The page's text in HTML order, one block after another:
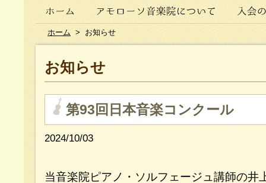
ホーム > お知らせ
お知らせ
第93回日本音楽コンクール
2024/10/03
当音楽院ピアノ・ソルフェージュ講師の井